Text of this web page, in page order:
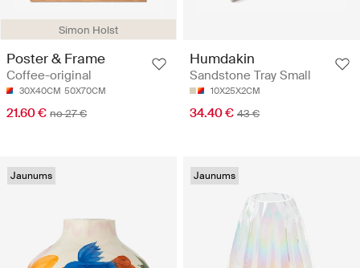
Simon Holst
Poster & Frame
Coffee-original
30X40CM 50X70CM
21.60 € no 27 €
Humdakin
Sandstone Tray Small
10X25X2CM
34.40 € 43 €
Jaunums Jaunums